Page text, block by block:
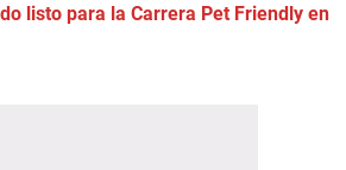
listo para la Carrera Pet Friendly en